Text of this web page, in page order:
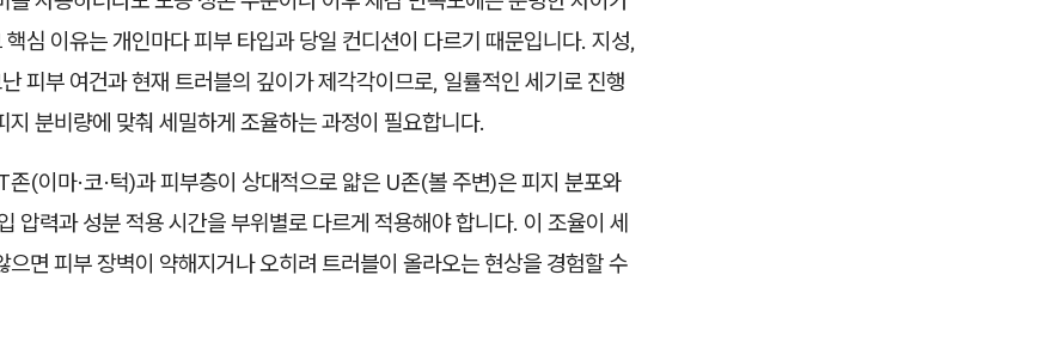
심 이유는 개인마다 피부 타입과 당일 컨디션이 다르기 때문입니다. 지성,
피부 여건과 현재 트러블의 깊이가 제각각이므로, 일률적인 세기로 진행
지 분비량에 맞춰 세밀하게 조율하는 과정이 필요합니다.
존(이마·코·턱)과 피부층이 상대적으로 얇은 U존(볼 주변)은 피지 분포와
압력과 성분 적용 시간을 부위별로 다르게 적용해야 합니다. 이 조율이 세
으면 피부 장벽이 약해지거나 오히려 트러블이 올라오는 현상을 경험할 수